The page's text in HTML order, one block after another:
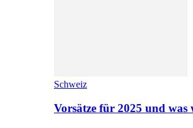
Schweiz
Vorsätze für 2025 und